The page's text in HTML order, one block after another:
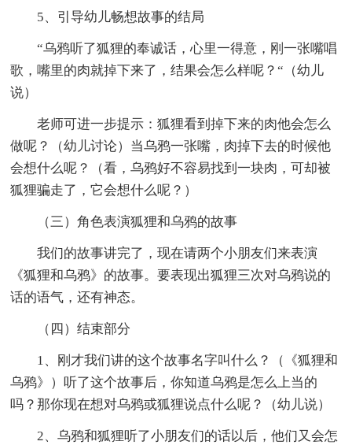
5、引导幼儿畅想故事的结局
“乌鸦听了狐狸的奉诚话，心里一得意，刚一张嘴唱
歌，嘴里的肉就掉下来了，结果会怎么样呢？“（幼儿
说）
老师可进一步提示：狐狸看到掉下来的肉他会怎么
做呢？（幼儿讨论）当乌鸦一张嘴，肉掉下去的时候他
会想什么呢？（看，乌鸦好不容易找到一块肉，可却被
狐狸骗走了，它会想什么呢？）
（三）角色表演狐狸和乌鸦的故事
我们的故事讲完了，现在请两个小朋友们来表演
《狐狸和乌鸦》的故事。要表现出狐狸三次对乌鸦说的
话的语气，还有神态。
（四）结束部分
1、刚才我们讲的这个故事名字叫什么？（《狐狸和
乌鸦》）听了这个故事后，你知道乌鸦是怎么上当的
吗？那你现在想对乌鸦或狐狸说点什么呢？（幼儿说）
2、乌鸦和狐狸听了小朋友们的话以后，他们又会怎